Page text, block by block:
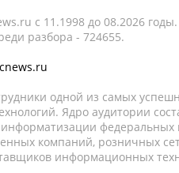
c 11.1998 до 08.2026 годы.
разбора - 724655.
одной из самых
Ядро аудитории
федеральных
компаний, розничных
информационных